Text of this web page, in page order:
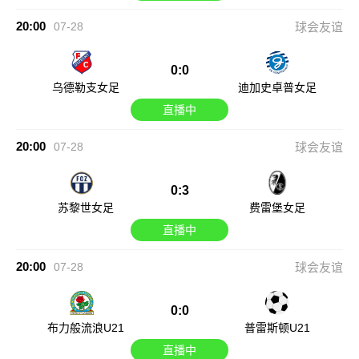
20:00 07-28 球会友谊
乌德勒支女足
0:0
迪加史卓普女足
直播中
20:00 07-28 球会友谊
苏黎世女足
0:3
费雷堡女足
直播中
20:00 07-28 球会友谊
布力般流浪U21
0:0
普雷斯顿U21
直播中